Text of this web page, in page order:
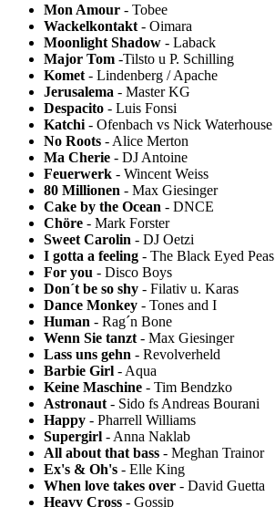
Mon Amour - Tobee
Wackelkontakt - Oimara
Moonlight Shadow - Laback
Major Tom -Tilsto u P. Schilling
Komet - Lindenberg / Apache
Jerusalema - Master KG
Despacito - Luis Fonsi
Katchi - Ofenbach vs Nick Waterhouse
No Roots - Alice Merton
Ma Cherie - DJ Antoine
Feuerwerk - Wincent Weiss
80 Millionen - Max Giesinger
Cake by the Ocean - DNCE
Chöre - Mark Forster
Sweet Carolin - DJ Oetzi
I gotta a feeling - The Black Eyed Peas
For you - Disco Boys
Don´t be so shy - Filativ u. Karas
Dance Monkey - Tones and I
Human - Rag´n Bone
Wenn Sie tanzt - Max Giesinger
Lass uns gehn - Revolverheld
Barbie Girl - Aqua
Keine Maschine - Tim Bendzko
Astronaut - Sido fs Andreas Bourani
Happy - Pharrell Williams
Supergirl - Anna Naklab
All about that bass - Meghan Trainor
Ex's & Oh's - Elle King
When love takes over - David Guetta
Heavy Cross - Gossip